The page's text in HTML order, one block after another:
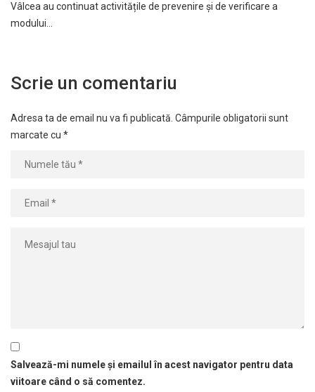
Vâlcea au continuat activitățile de prevenire și de verificare a
modului…
Scrie un comentariu
Adresa ta de email nu va fi publicată. Câmpurile obligatorii sunt
marcate cu *
Salvează-mi numele și emailul în acest navigator pentru data
viitoare când o să comentez.